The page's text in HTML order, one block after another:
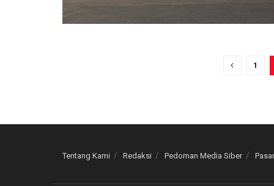
1
Tentang Kami Redaksi Pedoman Media Siber